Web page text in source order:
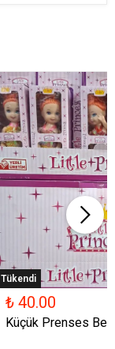
Tükendi
₺ 40.00
Küçük Prenses